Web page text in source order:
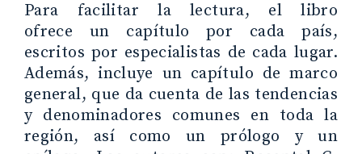
Para facilitar la lectura, el libro
ofrece un capítulo por cada país,
escritos por especialistas de cada lugar.
Además, incluye un capítulo de marco
general, que da cuenta de las tendencias
y denominadores comunes en toda la
región, así como un prólogo y un